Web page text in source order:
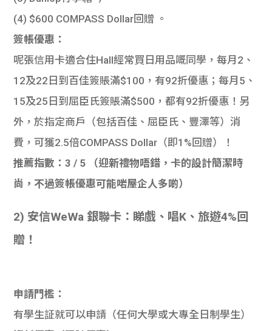
(4) $600 COMPASS Dollar回贈 。
簽帳優惠：
呢張信用卡適合住Hall經常買日用品嘅同學，每月2、
12及22日到百佳簽賬滿$100，有92折優惠；每月5、
15及25日到屈臣氏簽賬滿$500，都有92折優惠！另
外，於指定商戶（包括百佳、屈臣氏、豐澤等）消
費，可獲2.5倍COMPASS Dollar（即1%回贈）！
推薦指數：3 / 5 （迎新禮物唔錯，卡的設計簡潔時
尚，不過簽帳優惠可能啱屋企人多啲）
2) 安信WeWa 銀聯卡：睇戲、唱K、旅遊4%回
贈！
申請門檻：
有學生証就可以申請（任何大學或大專全日制學生）